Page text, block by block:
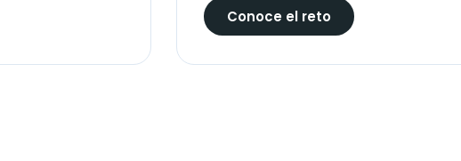
Conoce el reto